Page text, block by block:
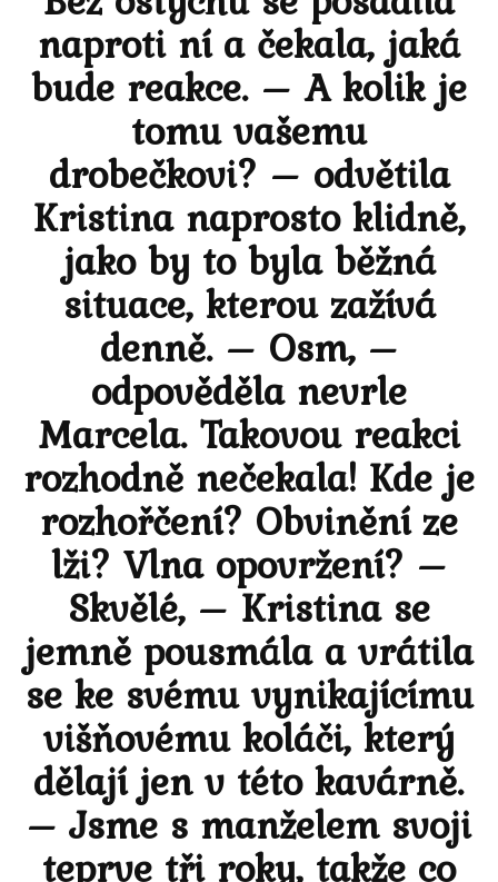
naproti ní a čekala, jaká
bude reakce. – A kolik je
tomu vašemu
drobečkovi? – odvětila
Kristina naprosto klidně,
jako by to byla běžná
situace, kterou zažívá
denně. – Osm, –
odpověděla nevrle
Marcela. Takovou reakci
rozhodně nečekala! Kde je
rozhořčení? Obvinění ze
lži? Vlna opovržení? –
Skvělé, – Kristina se
jemně pousmála a vrátila
se ke svému vynikajícímu
višňovému koláči, který
dělají jen v této kavárně.
– Jsme s manželem svoji
teprve tři roky, takže co